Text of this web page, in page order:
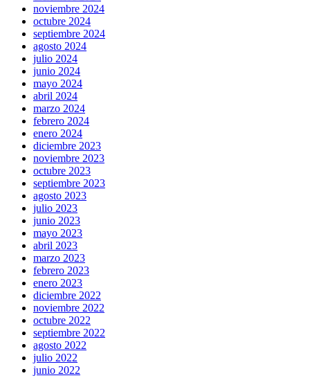
noviembre 2024
octubre 2024
septiembre 2024
agosto 2024
julio 2024
junio 2024
mayo 2024
abril 2024
marzo 2024
febrero 2024
enero 2024
diciembre 2023
noviembre 2023
octubre 2023
septiembre 2023
agosto 2023
julio 2023
junio 2023
mayo 2023
abril 2023
marzo 2023
febrero 2023
enero 2023
diciembre 2022
noviembre 2022
octubre 2022
septiembre 2022
agosto 2022
julio 2022
junio 2022